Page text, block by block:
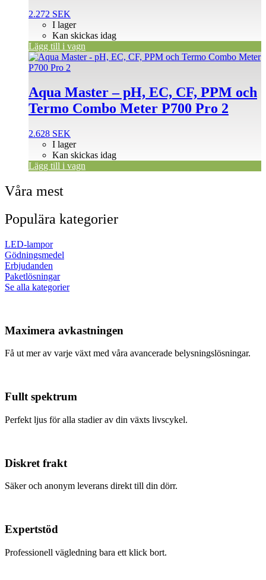
2.272 SEK
I lager
Kan skickas idag
Lägg till i vagn
Aqua Master – pH, EC, CF, PPM och
Termo Combo Meter P700 Pro 2
2.628 SEK
I lager
Kan skickas idag
Lägg till i vagn
Våra mest
Populära kategorier
LED-lampor
Gödningsmedel
Erbjudanden
Paketlösningar
Se alla kategorier
Maximera avkastningen
Få ut mer av varje växt med våra avancerade belysningslösningar.
Fullt spektrum
Perfekt ljus för alla stadier av din växts livscykel.
Diskret frakt
Säker och anonym leverans direkt till din dörr.
Expertstöd
Professionell vägledning bara ett klick bort.